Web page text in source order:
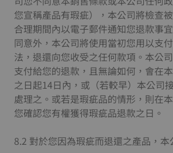
您宣稱產品有瑕疵），本公司將檢查
合理期間內以電子郵件通知您退款事
同意外，本公司將使用當初您用以支
法，退還向您收受之任何款項。本公
支付給您的退款，且無論如何，會在
之日起14日內，或（若較早）本公司
處理之。或若是瑕疵品的情形，則在
您確認您有權獲得瑕疵品退款之日。
8.2 對於您因為瑕疵而退還之產品，本